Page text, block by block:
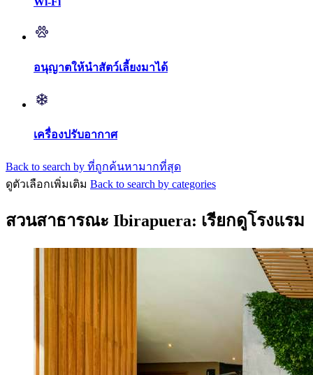
อนุญาตให้นำสัตว์เลี้ยงมาได้
เครื่องปรับอากาศ
Back to search by ที่ถูกค้นหามากที่สุด
ดูตัวเลือกเพิ่มเติม Back to search by categories
สวนสาธารณะ Ibirapuera: เรียกดูโรงแรม